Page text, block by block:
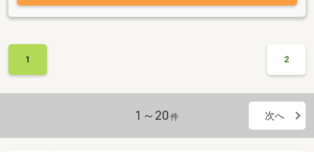
1 2
1～20 件 次へ